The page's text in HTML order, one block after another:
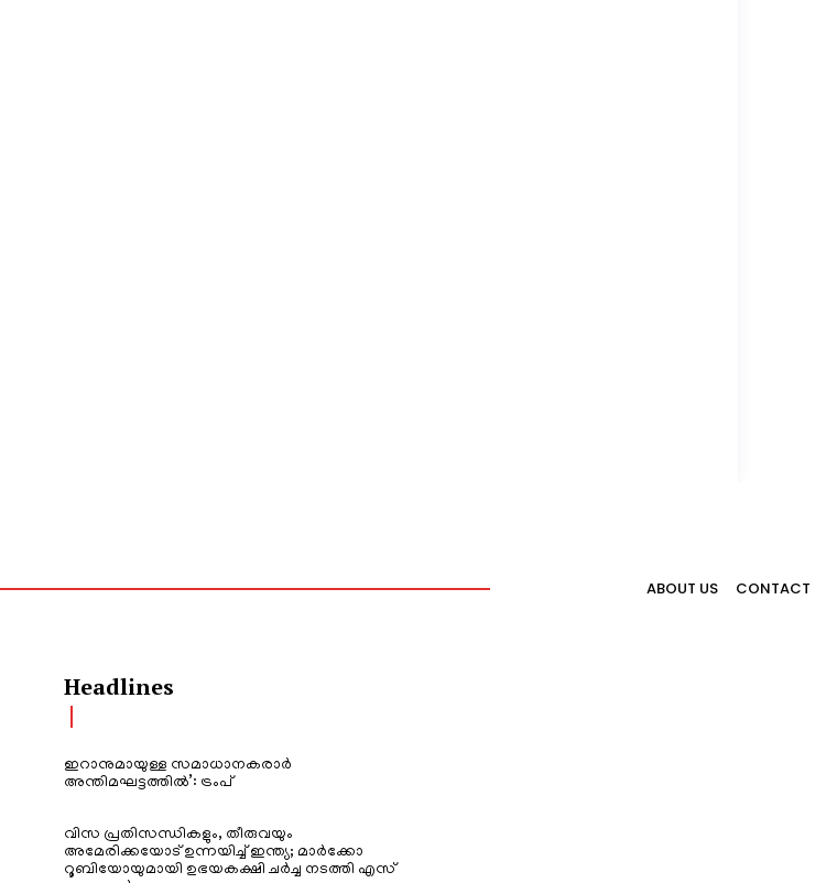
ABOUT US CONTACT
Headlines
ഇറാനുമായുള്ള സമാധാനകരാർ
അന്തിമഘട്ടത്തിൽ‌’: ട്രംപ്
വിസ പ്രതിസന്ധികളും, തീരുവയും
അമേരിക്കയോട് ഉന്നയിച്ച് ഇന്ത്യ; മാർക്കോ
റൂബിയോയുമായി ഉഭയകക്ഷി ചർച്ച നടത്തി എസ്